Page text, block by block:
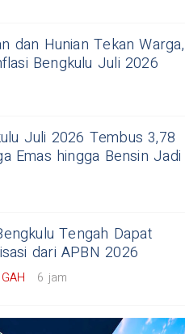
dan Hunian Tekan Warga,
Bengkulu Juli 2026
Juli 2026 Tembus 3,78
Emas hingga Bensin Jadi
Tengah Dapat
dari APBN 2026
6 jam